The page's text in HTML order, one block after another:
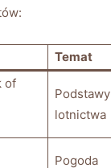
Temat
of
Podstawy
lotnictwa
Pogoda